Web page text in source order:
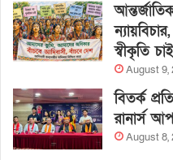
স্বীকৃতি
August 9,
বিতর্ক
রানার্স
August 8,